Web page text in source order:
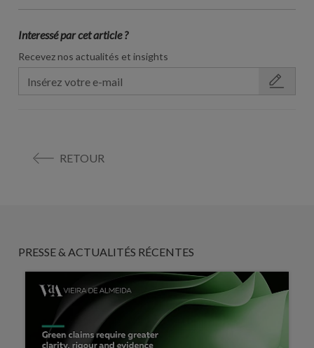
Interessé par cet article ?
Recevez nos actualités et insights
RETOUR
PRESSE & ACTUALITÉS RÉCENTES